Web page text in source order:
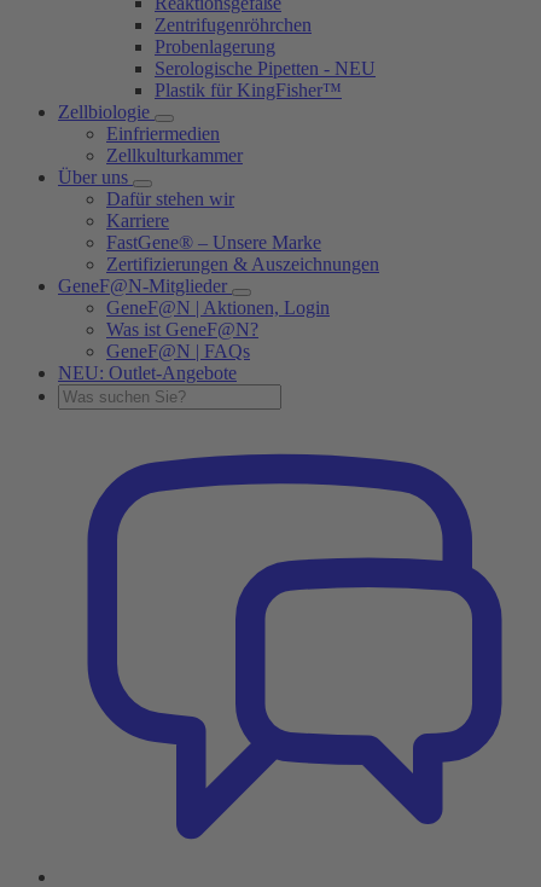
Zentrifugenröhrchen
Probenlagerung
Serologische Pipetten - NEU
Plastik für KingFisher™
Zellbiologie
Einfriermedien
Zellkulturkammer
Über uns
Dafür stehen wir
Karriere
FastGene® – Unsere Marke
Zertifizierungen & Auszeichnungen
GeneF@N-Mitglieder
GeneF@N | Aktionen, Login
Was ist GeneF@N?
GeneF@N | FAQs
NEU: Outlet-Angebote